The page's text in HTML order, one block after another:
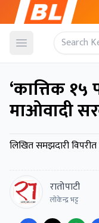
Open menu
‘कात्तिक १५
माओवादी
लिखित समझदारी विपरीत
रातोपाटी
लोकेन्द्र भट्ट